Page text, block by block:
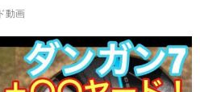
動画